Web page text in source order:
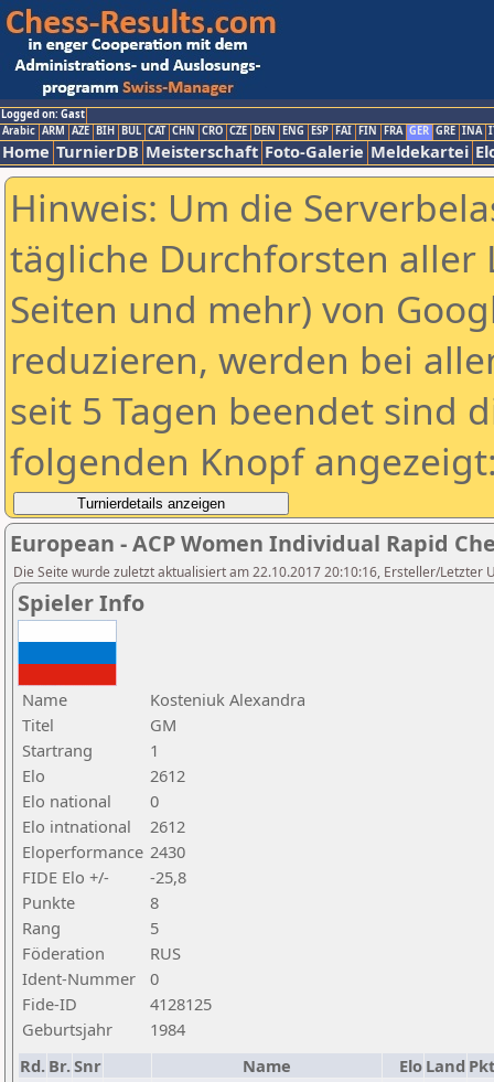
Logged on: Gast
Arabic ARM AZE BIH BUL CAT CHN CRO CZE DEN ENG ESP FAI FIN FRA GER GRE INA
Home TurnierDB Meisterschaft Foto-Galerie Meldekartei
Hinweis: Um die
tägliche Durchforsten aller
Seiten und mehr) von
reduzieren, werden bei
seit 5 Tagen beendet sind
folgenden Knopf
European - ACP Women Individual Rapid
Die Seite wurde zuletzt aktualisiert am 22.10.2017 20:10:16, Ersteller/Letzter
Spieler Info
Name
Kosteniuk Alexandra
Titel
GM
Startrang
1
Elo
2612
Elo national
0
Elo intnational
2612
Eloperformance 2430
FIDE Elo +/-
-25,8
Punkte
8
Rang
5
Föderation
RUS
Ident-Nummer
0
Fide-ID
4128125
Geburtsjahr
1984
Rd. Br.Snr Name Elo Land